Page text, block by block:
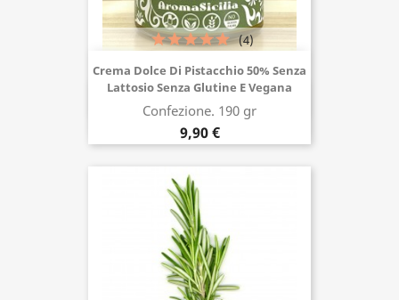
Crema Dolce Di Pistacchio 50% Senza
Lattosio Senza Glutine E Vegana
Confezione. 190 gr
9,90 €
(4)